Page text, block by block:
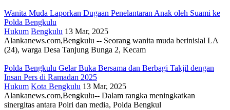
Wanita Muda Laporkan Dugaan Penelantaran Anak oleh Suami ke
Polda Bengkulu
Hukum Bengkulu 13 Mar, 2025
Alankanews.com,Bengkulu -- Seorang wanita muda berinisial LA
(24), warga Desa Tanjung Bunga 2, Kecam
Polda Bengkulu Gelar Buka Bersama dan Berbagi Takjil dengan
Insan Pers di Ramadan 2025
Hukum Kota Bengkulu 13 Mar, 2025
Alankanews.com,Bengkulu-- Dalam rangka meningkatkan
sinergitas antara Polri dan media, Polda Bengkul